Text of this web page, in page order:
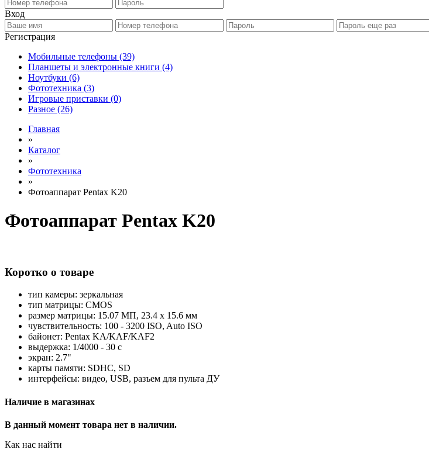
Вход
Регистрация
Мобильные телефоны (39)
Планшеты и электронные книги (4)
Ноутбуки (6)
Фототехника (3)
Игровые приставки (0)
Разное (26)
Главная
»
Каталог
»
Фототехника
»
Фотоаппарат Pentax K20
Фотоаппарат Pentax K20
Коротко о товаре
тип камеры: зеркальная
тип матрицы: CMOS
размер матрицы: 15.07 МП, 23.4 x 15.6 мм
чувствительность: 100 - 3200 ISO, Auto ISO
байонет: Pentax KA/KAF/KAF2
выдержка: 1/4000 - 30 с
экран: 2.7"
карты памяти: SDHC, SD
интерфейсы: видео, USB, разъем для пульта ДУ
Наличие в магазинах
В данный момент товара нет в наличии.
Как нас найти